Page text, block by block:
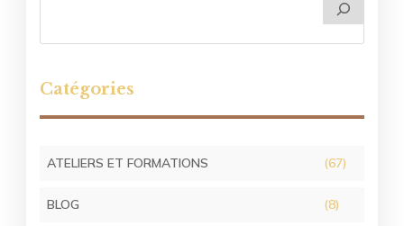
Catégories
ATELIERS ET FORMATIONS (67)
BLOG (8)